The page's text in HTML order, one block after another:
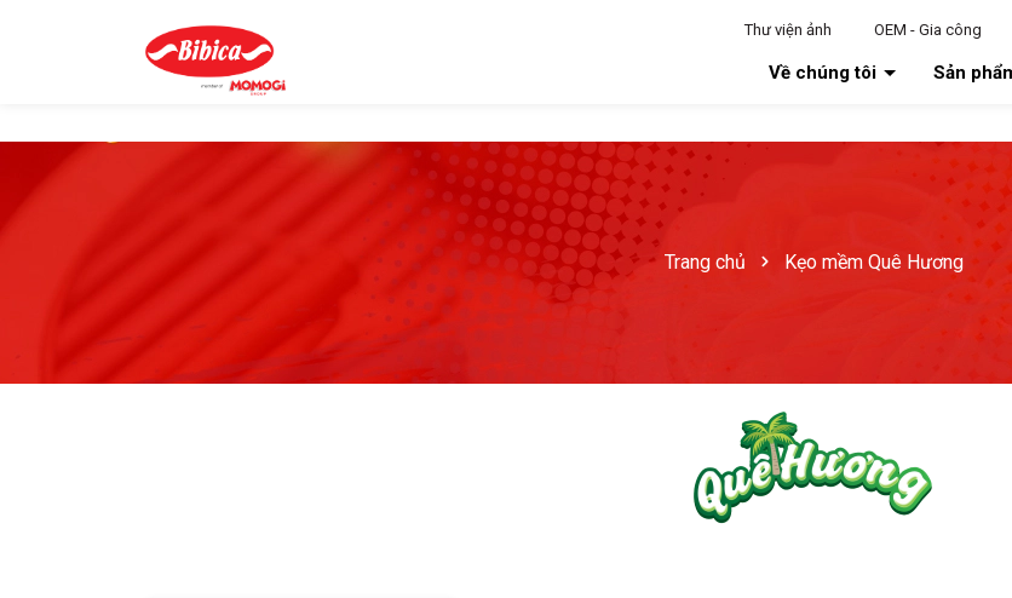
Thư viện ảnh OEM - Gia công
Về chúng tôi Sản
Trang chủ Kẹo mềm Quê Hương